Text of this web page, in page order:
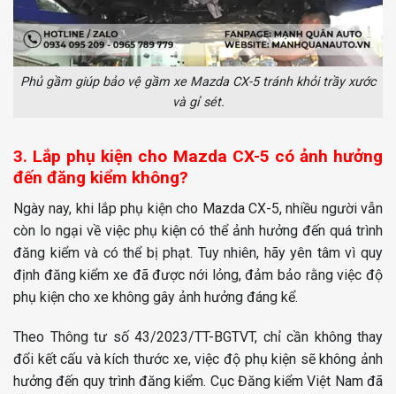
Phủ gầm giúp bảo vệ gầm xe Mazda CX-5 tránh khỏi trầy xước
và gỉ sét.
3. Lắp phụ kiện cho Mazda CX-5 có ảnh hưởng
đến đăng kiểm không?
Ngày nay, khi lắp phụ kiện cho Mazda CX-5, nhiều người vẫn
còn lo ngại về việc phụ kiện có thể ảnh hưởng đến quá trình
đăng kiểm và có thể bị phạt. Tuy nhiên, hãy yên tâm vì quy
định đăng kiểm xe đã được nới lỏng, đảm bảo rằng việc độ
phụ kiện cho xe không gây ảnh hưởng đáng kể.
Theo Thông tư số 43/2023/TT-BGTVT, chỉ cần không thay
đổi kết cấu và kích thước xe, việc độ phụ kiện sẽ không ảnh
hưởng đến quy trình đăng kiểm. Cục Đăng kiểm Việt Nam đã